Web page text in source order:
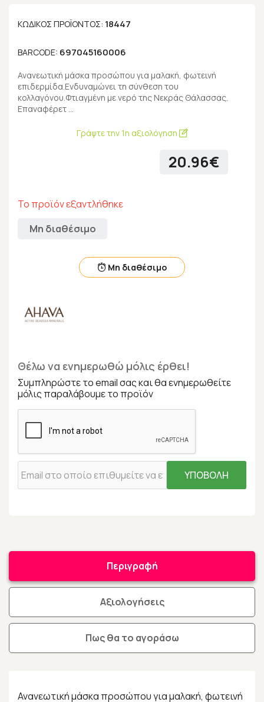
ΚΩΔΙΚΌΣ ΠΡΟΪΌΝΤΟΣ: 18447
BARCODE: 697045160006
Ανανεωτική μάσκα προσώπου για μαλακή, φωτεινή
επιδερμίδα.Ενδυναμώνει τη σύνθεση του
κολλαγόνου.Φτιαγμένη με νερό της Νεκράς Θάλασσας.
Επαναφέρετ …
Γράψτε την 1η αξιολόγηση
20.96€
Το προϊόν εξαντλήθηκε
Μη διαθέσιμο
Μη διαθέσιμο
Θέλω να ενημερωθώ μόλις έρθει!
Συμπληρώστε το email σας και θα ενημερωθείτε
μόλις παραλάβουμε το προϊόν
ΥΠΟΒΟΛΗ
Περιγραφή
Αξιολογήσεις
Πως θα το αγοράσω
Ανανεωτική μάσκα προσώπου για μαλακή, φωτεινή